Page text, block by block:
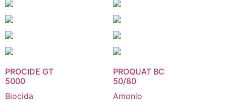
PROCIDE GT
5000
Biocida
PROQUAT BC
50/80
Amonio